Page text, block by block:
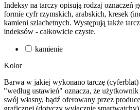
Indeksy na tarczy opisują rodzaj oznaczeń
formie cyfr rzymskich, arabskich, kresek
kamieni szlachetnych. Występują także
indeksów - całkowicie czyste.
kamienie
Kolor
Barwa w jakiej wykonano tarczę
"według ustawień" oznacza, że
swój własny, bądź oferowany przez
graficznej (dotyczy wyłącznie smartwatchy).